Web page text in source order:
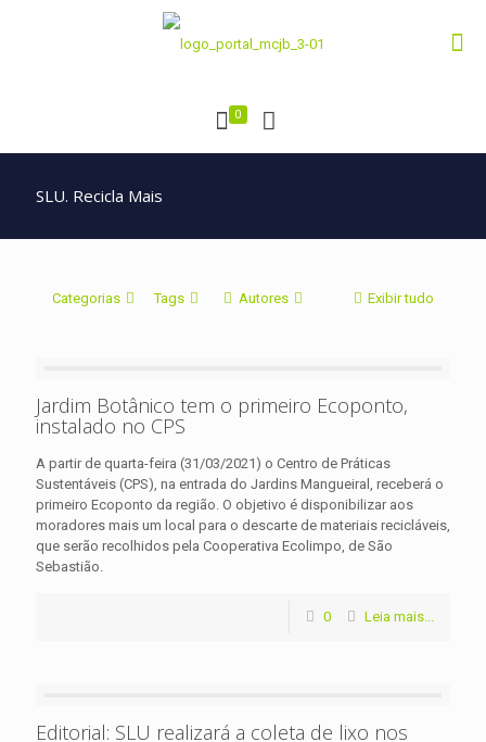
0
SLU. Recicla Mais
Categorias Tags Autores Exibir tudo
Jardim Botânico tem o primeiro Ecoponto,
instalado no CPS
A partir de quarta-feira (31/03/2021) o Centro de Práticas
Sustentáveis (CPS), na entrada do Jardins Mangueiral, receberá o
primeiro Ecoponto da região. O objetivo é disponibilizar aos
moradores mais um local para o descarte de materiais recicláveis,
que serão recolhidos pela Cooperativa Ecolimpo, de São
Sebastião.
0 Leia mais...
Editorial: SLU realizará a coleta de lixo nos